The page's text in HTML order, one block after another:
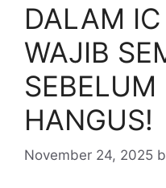
DALAM
WAJIB
SEBELUM
HANGUS!
November 24, 2025